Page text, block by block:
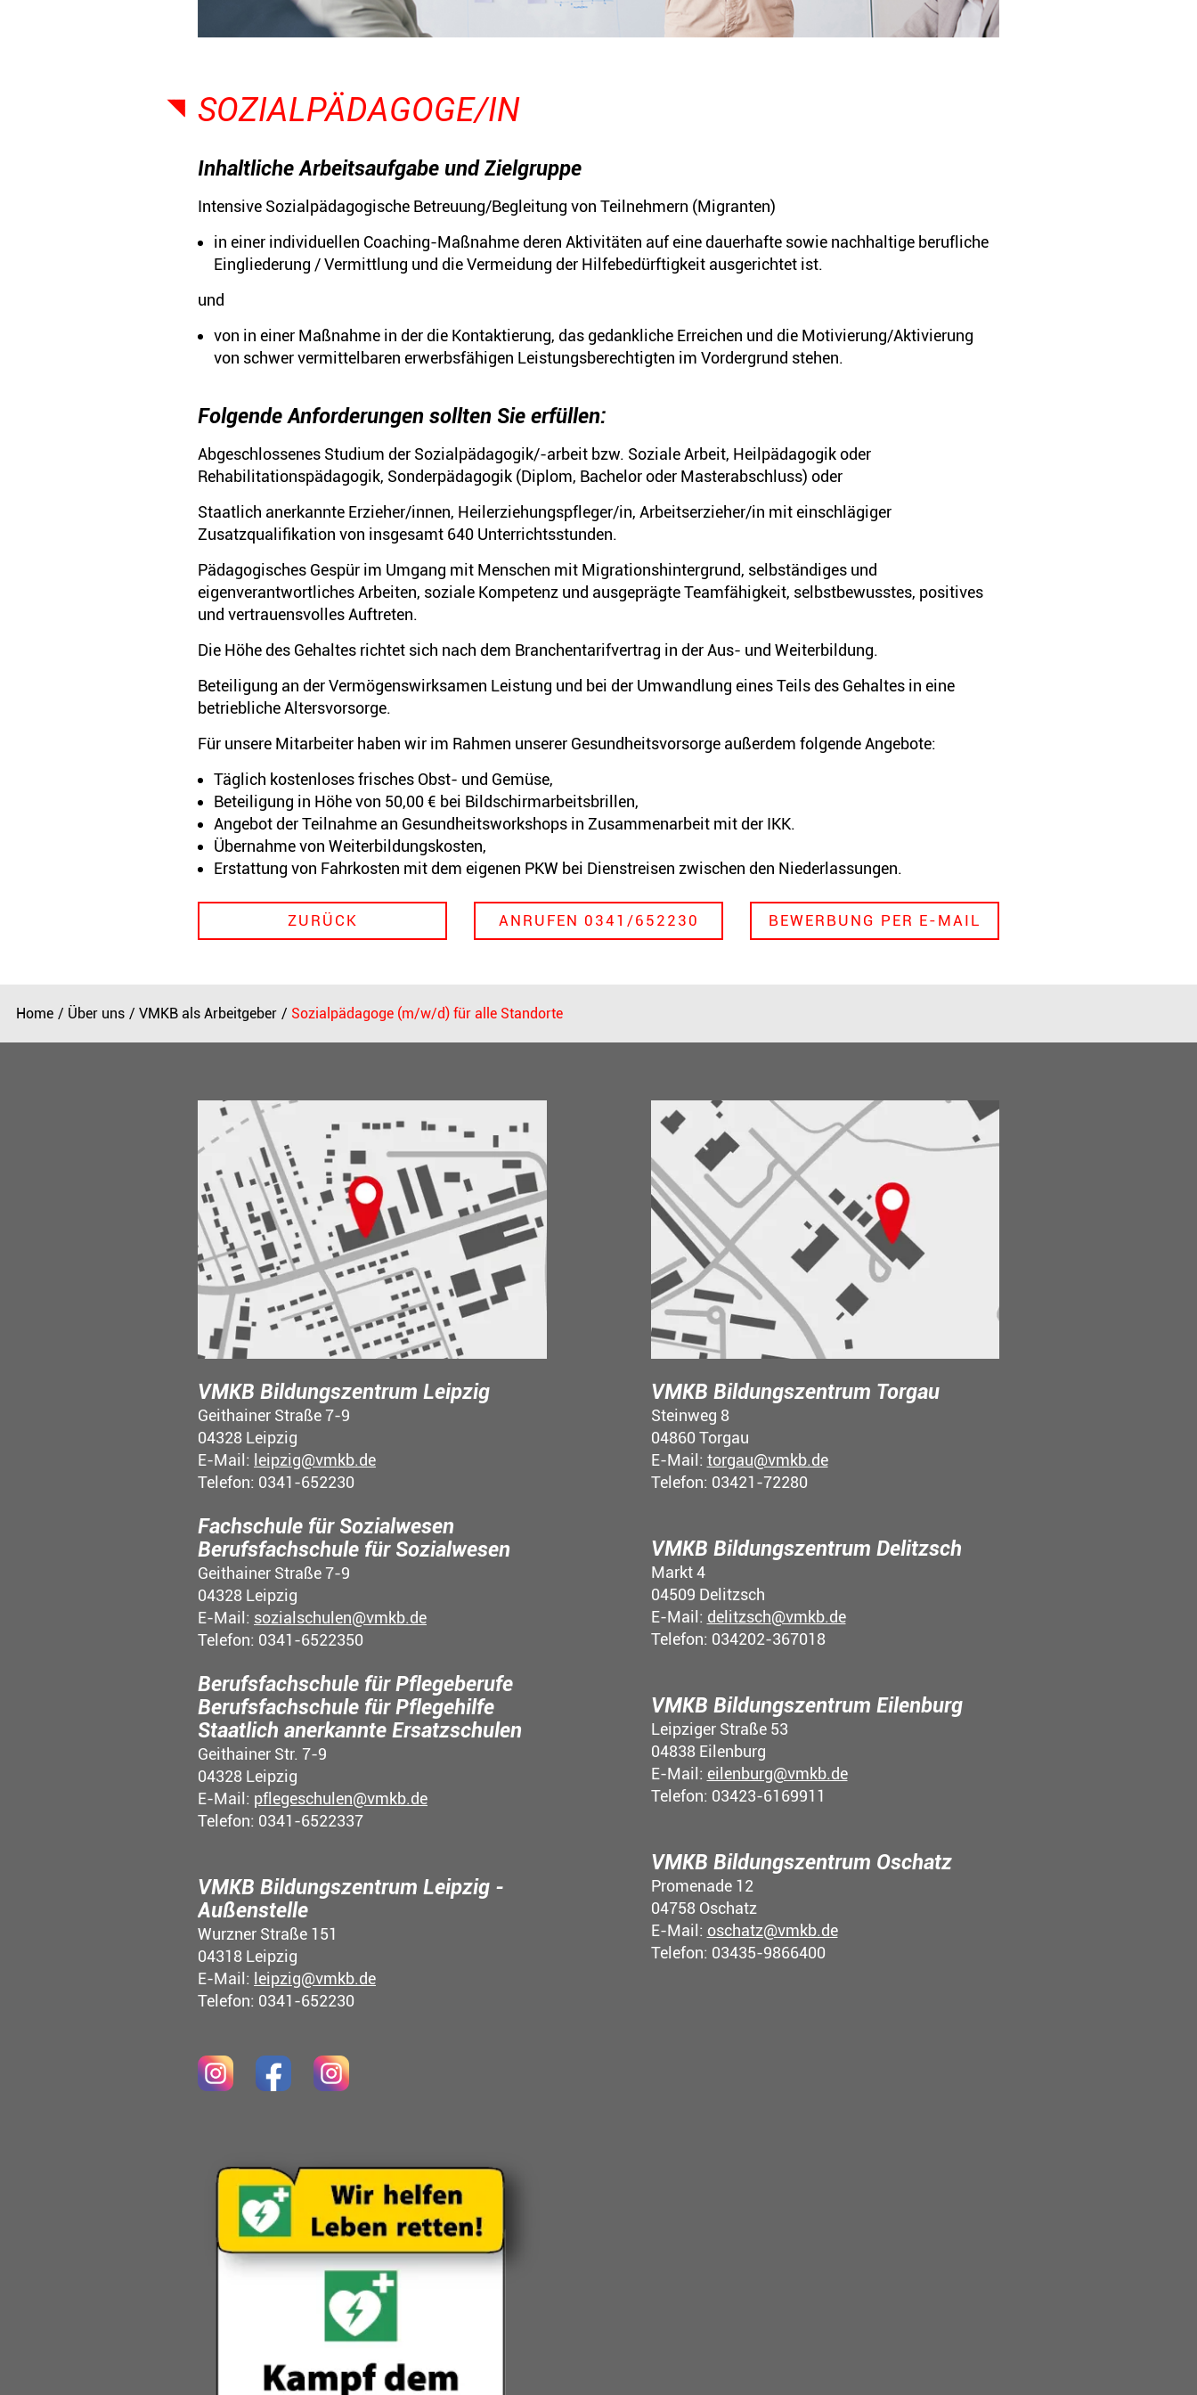
SOZIAL­PÄDAGOGE/IN
Inhaltliche Arbeitsaufgabe und Zielgruppe
Intensive Sozialpädagogische Betreuung/Begleitung von Teilnehmern (Migranten)
in einer individuellen Coaching-Maßnahme deren Aktivitäten auf eine dauerhafte sowie nachhaltige berufliche
Eingliederung / Vermittlung und die Vermeidung der Hilfebedürftigkeit ausgerichtet ist.
und
von in einer Maßnahme in der die Kontaktierung, das gedankliche Erreichen und die Motivierung/Aktivierung
von schwer vermittelbaren erwerbsfähigen Leistungsberechtigten im Vordergrund stehen.
Folgende Anforderungen sollten Sie erfüllen:
Abgeschlossenes Studium der Sozialpädagogik/-arbeit bzw. Soziale Arbeit, Heilpädagogik oder
Rehabilitationspädagogik, Sonderpädagogik (Diplom, Bachelor oder Masterabschluss) oder
Staatlich anerkannte Erzieher/innen, Heilerziehungspfleger/in, Arbeitserzieher/in mit einschlägiger
Zusatzqualifikation von insgesamt 640 Unterrichtsstunden.
Pädagogisches Gespür im Umgang mit Menschen mit Migrationshintergrund, selbständiges und
eigenverantwortliches Arbeiten, soziale Kompetenz und ausgeprägte Teamfähigkeit, selbstbewusstes, positives
und vertrauensvolles Auftreten.
Die Höhe des Gehaltes richtet sich nach dem Branchentarifvertrag in der Aus- und Weiterbildung.
Beteiligung an der Vermögenswirksamen Leistung und bei der Umwandlung eines Teils des Gehaltes in eine
betriebliche Altersvorsorge.
Für unsere Mitarbeiter haben wir im Rahmen unserer Gesundheitsvorsorge außerdem folgende Angebote:
Täglich kostenloses frisches Obst- und Gemüse,
Beteiligung in Höhe von 50,00 € bei Bildschirmarbeitsbrillen,
Angebot der Teilnahme an Gesundheitsworkshops in Zusammenarbeit mit der IKK.
Übernahme von Weiterbildungskosten,
Erstattung von Fahrkosten mit dem eigenen PKW bei Dienstreisen zwischen den Niederlassungen.
ZURÜCK ANRUFEN 0341/652230 BEWERBUNG PER E-MAIL
Home Über uns VMKB als Arbeitgeber Sozialpädagoge (m/w/d) für alle Standorte
VMKB Bildungszentrum Leipzig
Geithainer Straße 7-9
04328 Leipzig
E-Mail: leipzig@vmkb.de
Telefon: 0341-652230
Fachschule für Sozialwesen
Berufsfachschule für Sozialwesen
Geithainer Straße 7-9
04328 Leipzig
E-Mail: sozialschulen@vmkb.de
Telefon: 0341-6522350
Berufsfachschule für Pflegeberufe
Berufsfachschule für Pflegehilfe
Staatlich anerkannte Ersatzschulen
Geithainer Str. 7-9
04328 Leipzig
E-Mail: pflegeschulen@vmkb.de
Telefon: 0341-6522337
VMKB Bildungszentrum Leipzig -
Außenstelle
Wurzner Straße 151
04318 Leipzig
E-Mail: leipzig@vmkb.de
Telefon: 0341-652230
VMKB Bildungszentrum Torgau
Steinweg 8
04860 Torgau
E-Mail: torgau@vmkb.de
Telefon: 03421-72280
VMKB Bildungszentrum Delitzsch
Markt 4
04509 Delitzsch
E-Mail: delitzsch@vmkb.de
Telefon: 034202-367018
VMKB Bildungszentrum Eilenburg
Leipziger Straße 53
04838 Eilenburg
E-Mail: eilenburg@vmkb.de
Telefon: 03423-6169911
VMKB Bildungszentrum Oschatz
Promenade 12
04758 Oschatz
E-Mail: oschatz@vmkb.de
Telefon: 03435-9866400